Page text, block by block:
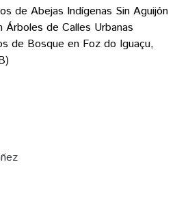
de Abejas Indígenas Sin Aguijón
Árboles de Calles Urbanas
de Bosque en Foz do Iguaçu,